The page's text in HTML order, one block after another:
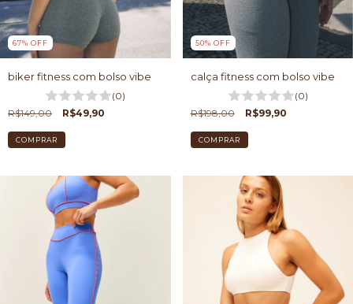
67% OFF
biker fitness com bolso vibe
(0)
R$149,00
R$49,90
COMPRAR
50% OFF
calça fitness com bolso vibe
(0)
R$198,00
R$99,90
COMPRAR